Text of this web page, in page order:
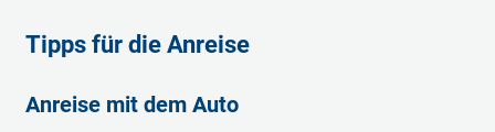
Tipps für die Anreise
Anreise mit dem Auto